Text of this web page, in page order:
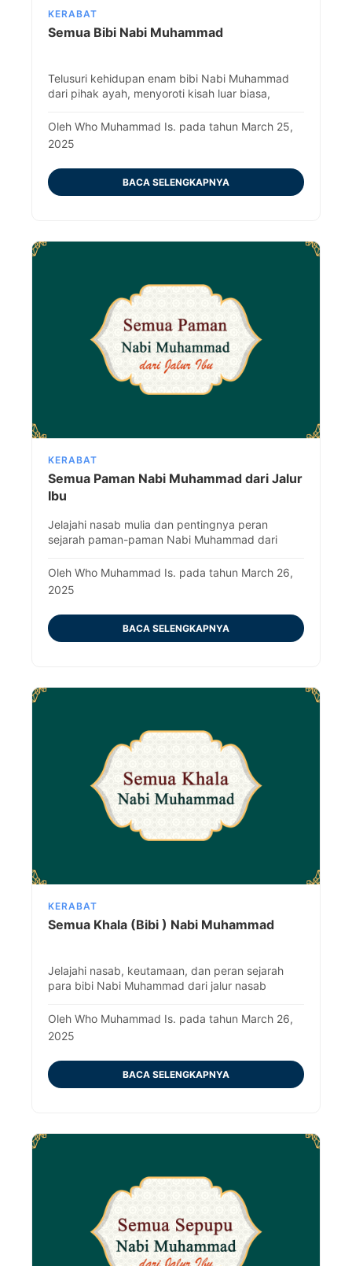
KERABAT
Semua Bibi Nabi Muhammad
Telusuri kehidupan enam bibi Nabi Muhammad
dari pihak ayah, menyoroti kisah luar biasa,
awal Islam.
Oleh Who Muhammad Is. pada tahun March 25,
2025
BACA SELENGKAPNYA
KERABAT
Semua Paman Nabi Muhammad dari Jalur
Ibu
Jelajahi nasab mulia dan pentingnya peran
sejarah paman-paman Nabi Muhammad dari
keutamaan mereka.
Oleh Who Muhammad Is. pada tahun March 26,
2025
BACA SELENGKAPNYA
KERABAT
Semua Khala (Bibi ) Nabi Muhammad
Jelajahi nasab, keutamaan, dan peran sejarah
para bibi Nabi Muhammad dari jalur nasab
Oleh Who Muhammad Is. pada tahun March 26,
2025
BACA SELENGKAPNYA